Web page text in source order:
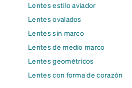
Lentes estilo aviador
Lentes ovalados
Lentes sin marco
Lentes de medio marco
Lentes geométricos
Lentes con forma de corazón